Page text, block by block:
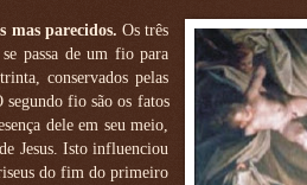
mas parecidos. Os três
passa de um fio para
conservados pelas
segundo fio são os fatos
dele em seu meio,
Jesus. Isto influenciou
do fim do primeiro